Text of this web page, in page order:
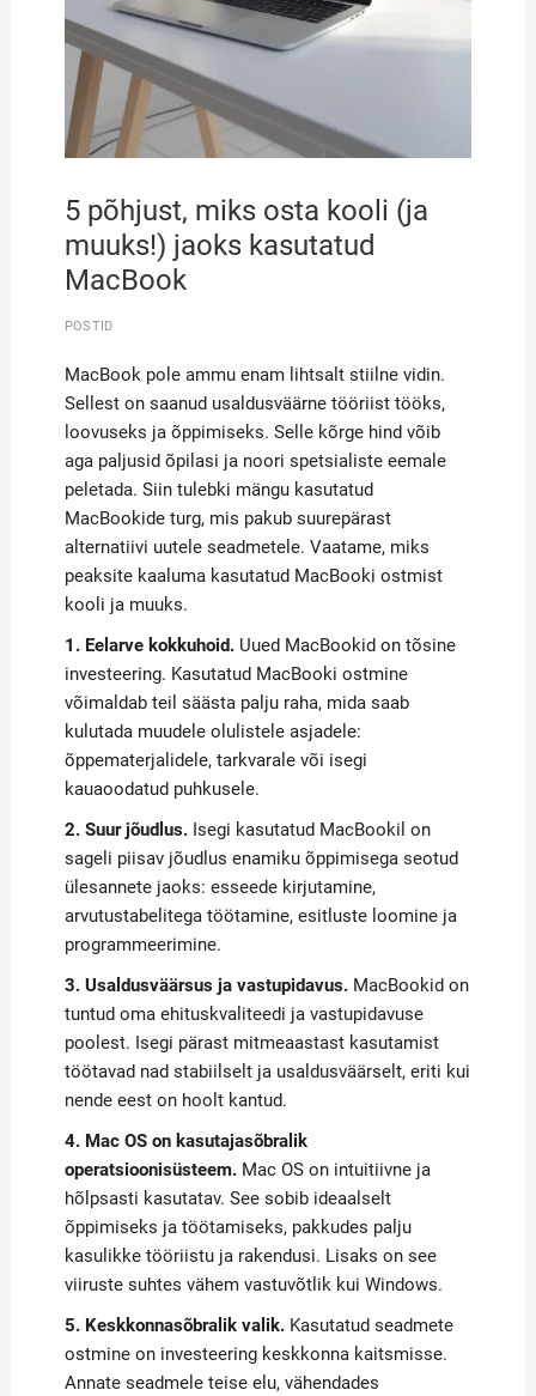
5 põhjust, miks osta kooli (ja
muuks!) jaoks kasutatud
MacBook
POSTID
MacBook pole ammu enam lihtsalt stiilne vidin.
Sellest on saanud usaldusväärne tööriist tööks,
loovuseks ja õppimiseks. Selle kõrge hind võib
aga paljusid õpilasi ja noori spetsialiste eemale
peletada. Siin tulebki mängu kasutatud
MacBookide turg, mis pakub suurepärast
alternatiivi uutele seadmetele. Vaatame, miks
peaksite kaaluma kasutatud MacBooki ostmist
kooli ja muuks.
1. Eelarve kokkuhoid.Uued MacBookid on tõsine
investeering. Kasutatud MacBooki ostmine
võimaldab teil säästa palju raha, mida saab
kulutada muudele olulistele asjadele:
õppematerjalidele, tarkvarale või isegi
kauaoodatud puhkusele.
2. Suur jõudlus.Isegi kasutatud MacBookil on
sageli piisav jõudlus enamiku õppimisega seotud
ülesannete jaoks: esseede kirjutamine,
arvutustabelitega töötamine, esitluste loomine ja
programmeerimine.
3. Usaldusväärsus ja vastupidavus.MacBookid on
tuntud oma ehituskvaliteedi ja vastupidavuse
poolest. Isegi pärast mitmeaastast kasutamist
töötavad nad stabiilselt ja usaldusväärselt, eriti kui
nende eest on hoolt kantud.
4. Mac OS on kasutajasõbralik
operatsioonisüsteem.Mac OS on intuitiivne ja
hõlpsasti kasutatav. See sobib ideaalselt
õppimiseks ja töötamiseks, pakkudes palju
kasulikke tööriistu ja rakendusi. Lisaks on see
viiruste suhtes vähem vastuvõtlik kui Windows.
5. Keskkonnasõbralik valik.Kasutatud seadmete
ostmine on investeering keskkonna kaitsmisse.
Annate seadmele teise elu, vähendades